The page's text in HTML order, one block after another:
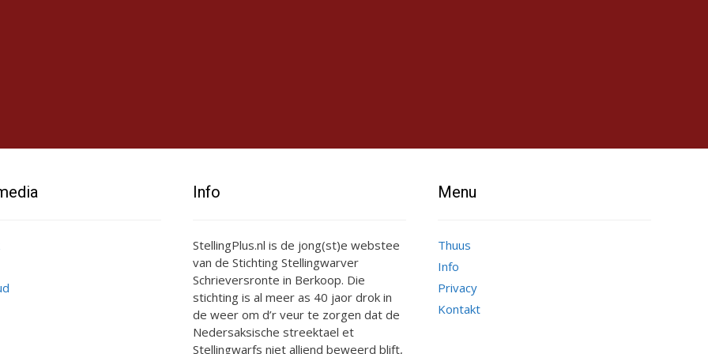
Info
StellingPlus.nl is de jong(st)e webstee
van de Stichting Stellingwarver
Schrieversronte in Berkoop. Die
stichting is al meer as 40 jaor drok in
de weer om d’r veur te zorgen dat de
Nedersaksische streektael et
Stellingwarfs niet alliend beweerd blift,
Menu
Thuus
Info
Privacy
Kontakt